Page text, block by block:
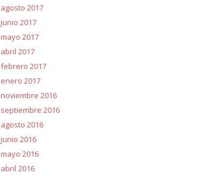
agosto 2017
junio 2017
mayo 2017
abril 2017
febrero 2017
enero 2017
noviembre 2016
septiembre 2016
agosto 2016
junio 2016
mayo 2016
abril 2016